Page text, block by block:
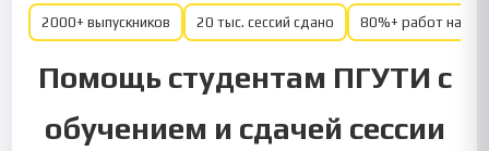
2000+ выпускников 20 тыс. сессий сдано 80%+ работ на
Помощь студентам ПГУТИ с
обучением и сдачей сессии